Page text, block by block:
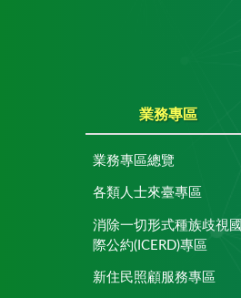
業務專區
業務專區總覽
各類人士來臺專區
消除一切形式種族歧視國
際公約(ICERD)專區
新住民照顧服務專區